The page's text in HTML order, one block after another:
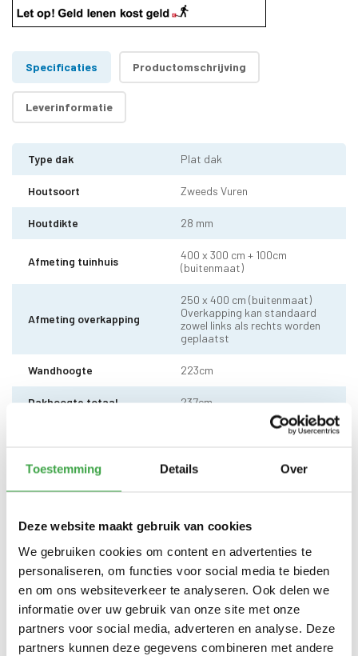
Toestemming Details Over
Deze website maakt gebruik van cookies
We gebruiken cookies om content en advertenties te
personaliseren, om functies voor social media te bieden
en om ons websiteverkeer te analyseren. Ook delen we
informatie over uw gebruik van onze site met onze
partners voor social media, adverteren en analyse. Deze
partners kunnen deze gegevens combineren met andere
Specificaties Productomschrijving
Leverinformatie
Type dak Plat dak
Houtsoort Zweeds Vuren
Houtdikte 28 mm
Afmeting tuinhuis
400 x 300 cm + 100cm
(buitenmaat)
Afmeting overkapping
250 x 400 cm (buitenmaat)
Overkapping kan standaard
zowel links als rechts worden
geplaatst
Wandhoogte 223cm
Dakhoogte totaal 237cm
10 x 10 cm - 3 stuks incl.
Dakbedekking
kit, dak doorvoer en regenpijp
garantie
Deur
voorzien van echt glas
Doorloophoogte deur 188 cm